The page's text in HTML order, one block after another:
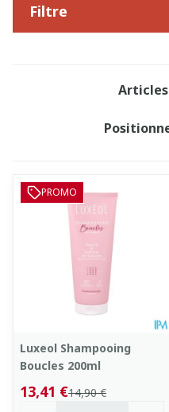
Filtre
Articles
Trier par:
PROMO
Luxeol Shampooing
Boucles 200ml
14,90 €
13,41 €